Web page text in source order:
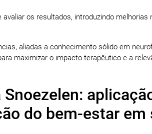
avaliar os resultados, introduzindo
aliadas a conhecimento sólido em
maximizar o impacto terapêutico e a
Snoezelen:
do bem-estar em